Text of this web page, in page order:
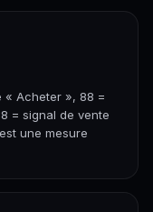
« Acheter », 88 =
= signal de vente
une mesure